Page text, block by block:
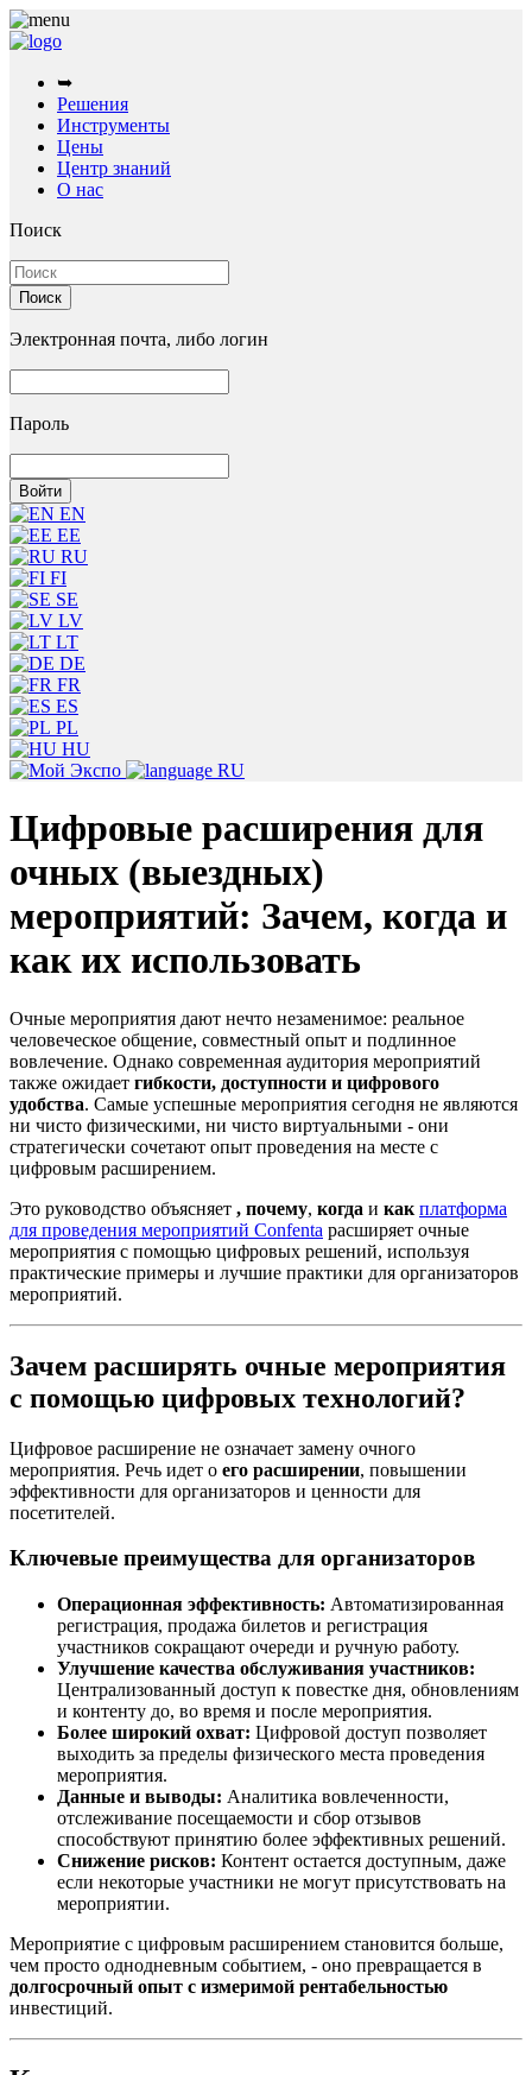
➥
Решения
Инструменты
Цены
Центр знаний
О нас
Поиск
Электронная почта, либо логин
Пароль
EN
EE
RU
FI
SE
LV
LT
DE
FR
ES
PL
HU
RU
Цифровые расширения для
очных (выездных)
мероприятий: Зачем, когда и
как их использовать
Очные мероприятия дают нечто незаменимое: реальное
человеческое общение, совместный опыт и подлинное
вовлечение. Однако современная аудитория мероприятий
также ожидает гибкости, доступности и цифрового
удобства. Самые успешные мероприятия сегодня не являются
ни чисто физическими, ни чисто виртуальными - они
стратегически сочетают опыт проведения на месте с
цифровым расширением.
Это руководство объясняет , почему, когда и как платформа
для проведения мероприятий Confenta расширяет очные
мероприятия с помощью цифровых решений, используя
практические примеры и лучшие практики для организаторов
мероприятий.
Зачем расширять очные мероприятия
с помощью цифровых технологий?
Цифровое расширение не означает замену очного
мероприятия. Речь идет о его расширении, повышении
эффективности для организаторов и ценности для
посетителей.
Ключевые преимущества для организаторов
Операционная эффективность: Автоматизированная
регистрация, продажа билетов и регистрация
участников сокращают очереди и ручную работу.
Улучшение качества обслуживания участников:
Централизованный доступ к повестке дня, обновлениям
и контенту до, во время и после мероприятия.
Более широкий охват: Цифровой доступ позволяет
выходить за пределы физического места проведения
мероприятия.
Данные и выводы: Аналитика вовлеченности,
отслеживание посещаемости и сбор отзывов
способствуют принятию более эффективных решений.
Снижение рисков: Контент остается доступным, даже
если некоторые участники не могут присутствовать на
мероприятии.
Мероприятие с цифровым расширением становится больше,
чем просто однодневным событием, - оно превращается в
долгосрочный опыт с измеримой рентабельностью
инвестиций.